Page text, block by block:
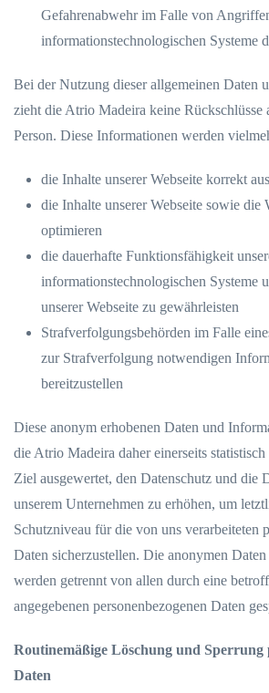
Gefahrenabwehr im Falle von
informationstechnologischen Systeme
Bei der Nutzung dieser allgemeinen Daten
zieht die Atrio Madeira keine Rückschlüsse
Person. Diese Informationen werden
die Inhalte unserer Webseite korrekt
die Inhalte unserer Webseite sowie die
optimieren
die dauerhafte Funktionsfähigkeit
informationstechnologischen Systeme
unserer Webseite zu gewährleisten
Strafverfolgungsbehörden im Falle
zur Strafverfolgung notwendigen
bereitzustellen
Diese anonym erhobenen Daten und
die Atrio Madeira daher einerseits
Ziel ausgewertet, den Datenschutz und die
unserem Unternehmen zu erhöhen, um
Schutzniveau für die von uns verarbeiteten
Daten sicherzustellen. Die anonymen
werden getrennt von allen durch eine
angegebenen personenbezogenen Daten
Routinemäßige Löschung und Sperrung
Daten